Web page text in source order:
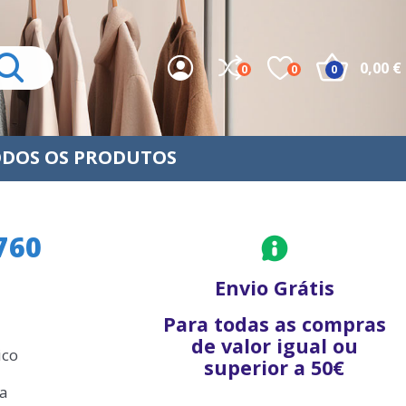
0 0 0,00 €
0
OS PRODUTOS
Envio Grátis
Para todas as compras
de valor igual ou
superior a 50€